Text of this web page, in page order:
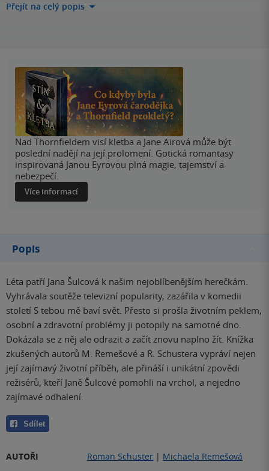
Přejít na celý popis
Nad Thornfieldem visí kletba a Jane Airová může být
poslední nadějí na její prolomení. Gotická romantasy
inspirovaná Janou Eyrovou plná magie, tajemství a
nebezpečí.
Více informací
Popis
Léta patří Jana Šulcová k našim nejoblíbenějším herečkám.
Vyhrávala soutěže televizní popularity, zazářila v komedii
století S tebou mě baví svět. Přesto si prošla životním peklem,
osobní a zdravotní problémy ji potopily na samotné dno.
Dokázala se z něj ale odrazit a začít znovu naplno žít. Knížka
zkušených autorů M. Remešové a R. Schustera vypráví nejen
její zajímavý životní příběh, ale přináší i unikátní zpovědi
režisérů, kteří Janě Šulcové pomohli na vrchol, a nejedno
zajímavé odhalení.
Sdílet
AUTOŘI Roman Schuster | Michaela Remešová